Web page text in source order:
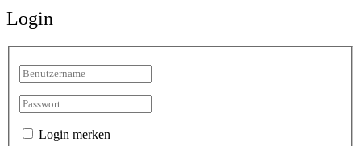
Login
Login merken